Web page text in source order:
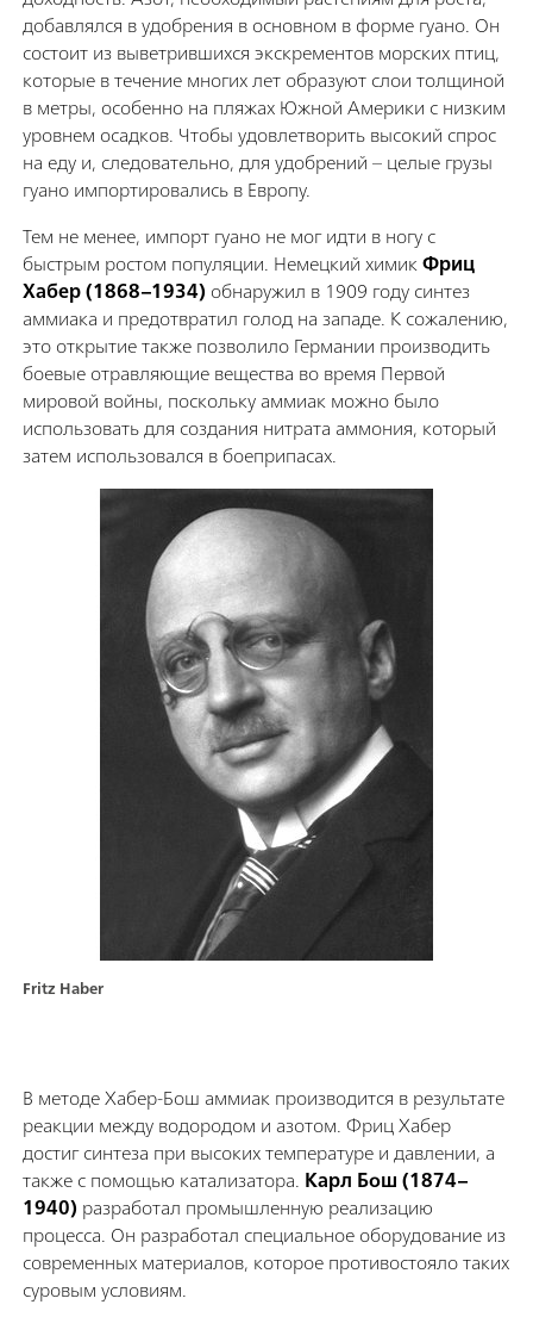
Fritz Haber
добавлялся в удобрения в основном в форме гуано. Он
состоит из выветрившихся экскрементов морских птиц,
которые в течение многих лет образуют слои толщиной
в метры, особенно на пляжах Южной Америки с низким
уровнем осадков. Чтобы удовлетворить высокий спрос
на еду и, следовательно, для удобрений – целые грузы
гуано импортировались в Европу.
Тем не менее, импорт гуано не мог идти в ногу с
быстрым ростом популяции. Немецкий химикФриц
Хабер (1868–1934) обнаружил в 1909 году синтез
аммиака и предотвратил голод на западе. К сожалению,
это открытие также позволило Германии производить
боевые отравляющие вещества во время Первой
мировой войны, поскольку аммиак можно было
использовать для создания нитрата аммония, который
затем использовался в боеприпасах.
В методе Хабер-Бош аммиак производится в результате
реакции между водородом и азотом. Фриц Хабер
достиг синтеза при высоких температуре и давлении, а
также с помощью катализатора. Карл Бош (1874–
1940) разработал промышленную реализацию
процесса. Он разработал специальное оборудование из
современных материалов, которое противостояло таких
суровым условиям.